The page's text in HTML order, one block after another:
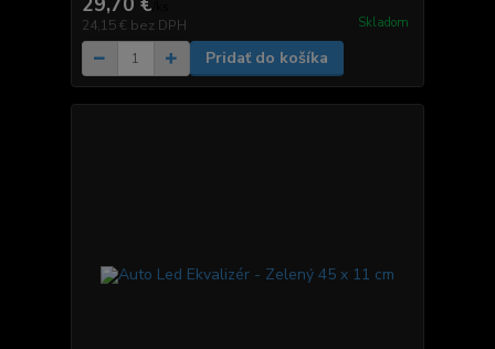
24,15 € bez DPH Skladom
Pridať do košíka